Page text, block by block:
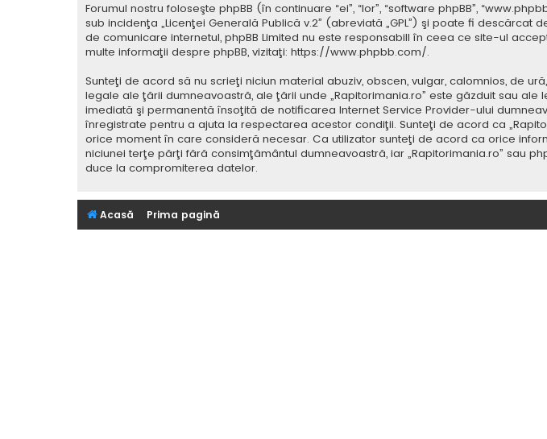
Forumul nostru foloseşte phpBB (în continuare “ei”, “lor”, “software phpBB”,
sub incidenţa „Licenţei Generală Publică v.2” (abreviată „GPL”) şi poate fi descărcat
de comunicare internetul, phpBB Limited nu este responsabill în ceea ce site-ul
multe informaţii despre phpBB, vizitaţi: https://www.phpbb.com/.
Sunteţi de acord să nu scrieţi niciun material abuziv, obscen, vulgar, calomnios, de
legale ale ţării dumneavoastră, ale ţării unde „Rapitorimania.ro” este găzduit sau
imediată şi permanentă însoţită de notificarea Internet Service Provider-ului
înregistrate pentru a ajuta la respectarea acestor condiţii. Sunteţi de acord ca
orice moment în care consideră necesar. Ca utilizator sunteţi de acord ca orice
niciunei terţe părţi fără consimţământul dumneavoastră, iar „Rapitorimania.ro” sau
duce la compromiterea datelor.
Acasă Prima pagină